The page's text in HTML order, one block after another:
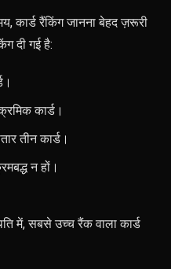
कार्ड रैंकिंग जानना बेहद ज़रूरी
दी गई है:
कार्ड।
तीन कार्ड।
न हों।
में, सबसे उच्च रैंक वाला कार्ड